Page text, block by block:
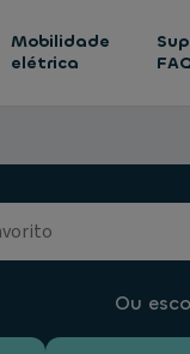
Mobilidade
elétrica
Ou